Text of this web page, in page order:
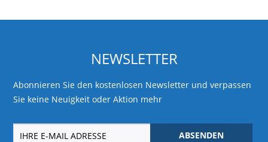
NEWSLETTER
Abonnieren Sie den kostenlosen Newsletter und verpassen
Sie keine Neuigkeit oder Aktion mehr
ABSENDEN